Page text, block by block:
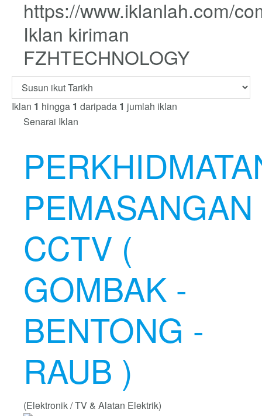
Iklan kiriman
FZHTECHNOLOGY
Iklan 1 hingga 1 daripada 1 jumlah iklan
Senarai Iklan
PEMASANGAN
CCTV (
GOMBAK -
BENTONG -
RAUB )
(Elektronik / TV & Alatan Elektrik)